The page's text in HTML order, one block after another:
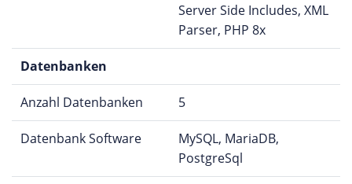
Server Side Includes, XML
Parser, PHP 8x
Datenbanken
Anzahl Datenbanken 5
Datenbank Software
MySQL, MariaDB,
PostgreSql